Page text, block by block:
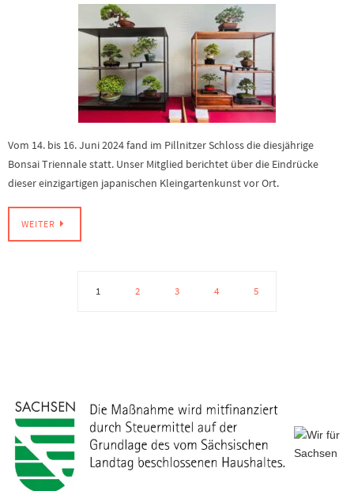
Vom 14. bis 16. Juni 2024 fand im Pillnitzer Schloss die diesjährige
Bonsai Triennale statt. Unser Mitglied berichtet über die Eindrücke
dieser einzigartigen japanischen Kleingartenkunst vor Ort.
WEITER
1 2 3 4 5